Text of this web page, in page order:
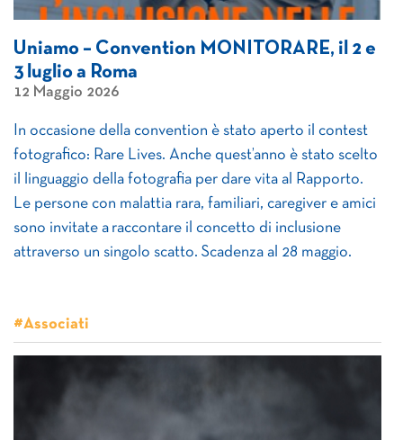
Uniamo – Convention MONITORARE, il 2 e
3 luglio a Roma
12 Maggio 2026
In occasione della convention è stato aperto il contest
fotografico: Rare Lives. ​Anche quest’anno è stato scelto
il linguaggio della fotografia per dare vita al Rapporto.
Le persone con malattia rara, familiari, caregiver e amici
sono invitate a raccontare il concetto di inclusione
attraverso un singolo scatto. Scadenza al 28 maggio.
#Associati